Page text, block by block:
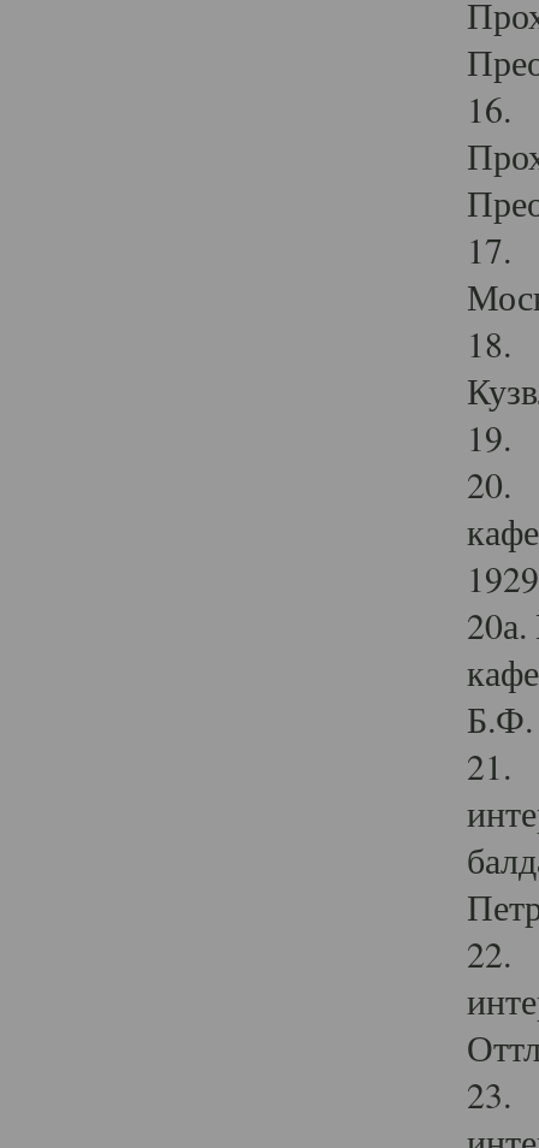
16.
17.
18.
19.
20.
Б.Ф.
21.
22.
23.